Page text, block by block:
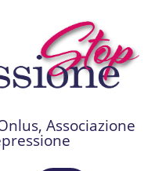
Associazione